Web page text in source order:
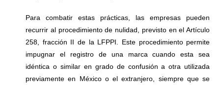
Para combatir estas prácticas, las empresas pueden
recurrir al procedimiento de nulidad, previsto en el Artículo
258, fracción II de la LFPPI. Este procedimiento permite
impugnar el registro de una marca cuando esta sea
idéntica o similar en grado de confusión a otra utilizada
previamente en México o el extranjero, siempre que se